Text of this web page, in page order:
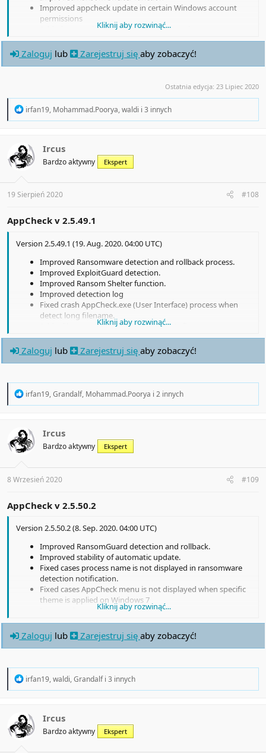
Improved appcheck update in certain Windows account
permissions
Added system boot file (bootmgr) protection
Improved stability of policy file (policy.pol)
Added option to enable "SMB Allow/Block List" (AppCheck
Pro for Windows server trial (15 days))
Kliknij aby rozwinąć...
Zaloguj lub Zarejestruj się aby zobaczyć!
Ostatnia edycja: 23 Lipiec 2020
R
t
i
o
s
:
irfan19, Mohammad.Poorya,waldi i 3 innych
Ircus
Bardzo aktywny Ekspert
19 Sierpień 2020 #108
AppCheck v 2.5.49.1
Version 2.5.49.1 (19. Aug. 2020. 04:00 UTC)
Improved Ransomware detection and rollback process.
Improved ExploitGuard detection.
Improved Ransom Shelter function.
Improved detection log
Fixed crash AppCheck.exe (User Interface) process when
detect long filename.
Add a file extension list for protection (.efi).
Other minor improvement.
Improved false positive detections.
Kliknij aby rozwinąć...
Zaloguj lub Zarejestruj się aby zobaczyć!
R
t
i
o
s
:
irfan19,Grandalf, Mohammad.Poorya i 2 innych
Ircus
Bardzo aktywny Ekspert
8 Wrzesień 2020 #109
AppCheck v 2.5.50.2
Version 2.5.50.2 (8. Sep. 2020. 04:00 UTC)
Improved RansomGuard detection and rollback.
Improved stability of automatic update.
Fixed cases process name is not displayed in ransomware
detection notification.
Fixed cases AppCheck menu is not displayed when specific
theme is applied on Windows 7
Improved error logging
Fixed error message display issue in CMS agent silent
installer.
Fixed communication errors between CMS and agents.
Kliknij aby rozwinąć...
Zaloguj lub Zarejestruj się aby zobaczyć!
R
t
i
o
irfan19,waldi,Grandalfi 3 innych
Ircus
Bardzo aktywny Ekspert